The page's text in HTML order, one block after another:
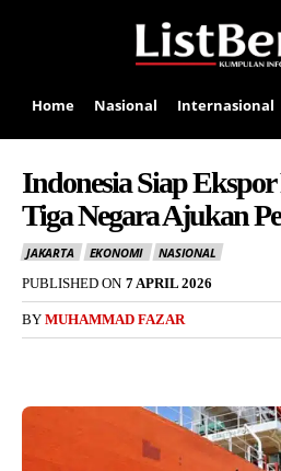
Home Nasional Internasional
Indonesia Siap
Tiga Negara Ajukan
JAKARTA EKONOMI
NASIONAL
PUBLISHED ON 7 APRIL 2026
BY MUHAMMAD FAZAR